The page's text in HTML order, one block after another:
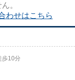
。
わせはこちら
歩10分